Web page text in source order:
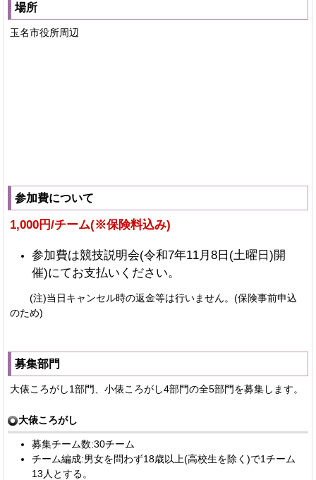
場所
玉名市役所周辺
参加費について
1,000円/チーム(※保険料込み)
参加費は競技説明会(令和7年11月8日(土曜日)開
催)にてお支払いください。
(注)当日キャンセル時の返金等は行いません。(保険事前申込
のため)
募集部門
大俵ころがし1部門、小俵ころがし4部門の全5部門を募集します。
大俵ころがし
募集チーム数:30チーム
チーム編成:男女を問わず18歳以上(高校生を除く)で1チーム
13人とする。